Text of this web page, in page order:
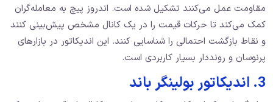
مقاومت عمل می‌کنند تشکیل شده است. اندروز پیچ به معامله‌گران
کمک می‌کند تا حرکات قیمت را در یک کانال مشخص پیش‌بینی کنند
و نقاط بازگشت احتمالی را شناسایی کنند. این اندیکاتور در بازارهای
پرنوسان و رونددار بسیار کاربردی است.
3. اندیکاتور بولینگر باند